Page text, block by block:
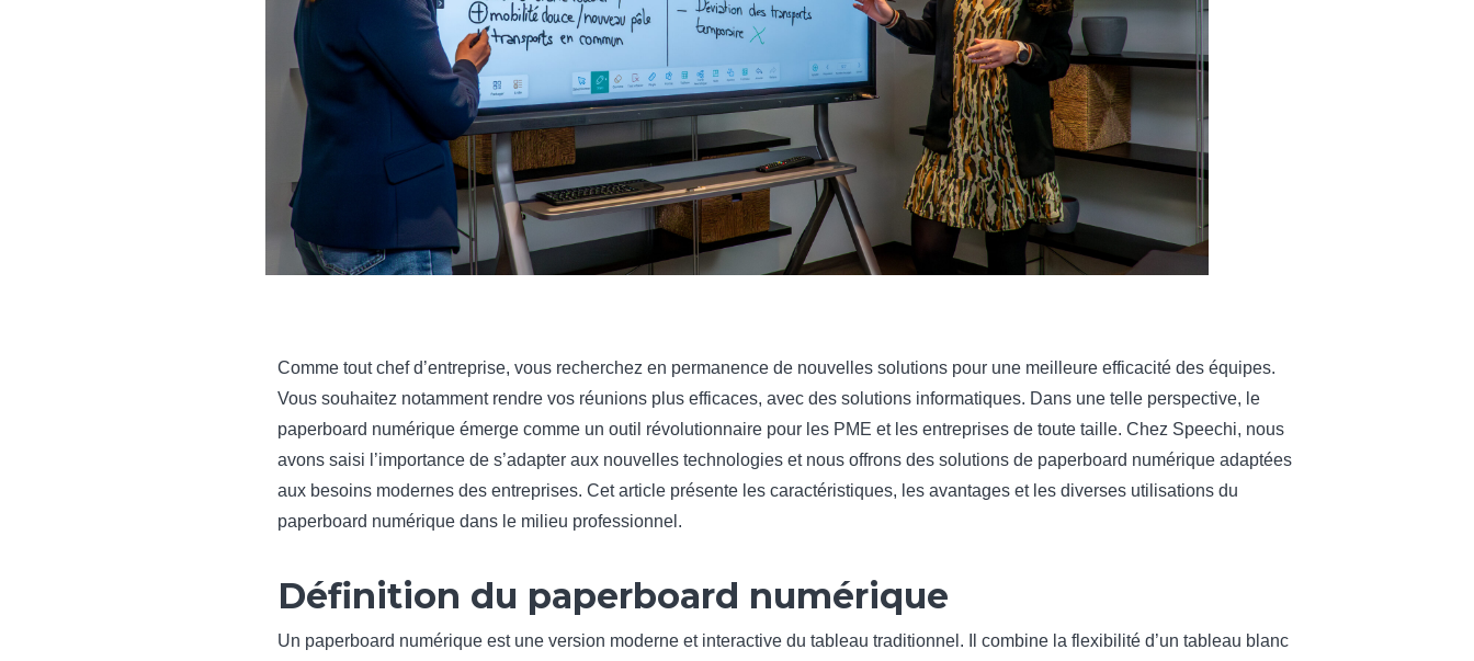
Comme tout chef d’entreprise, vous recherchez en permanence de nouvelles solutions pour une meilleure efficacité des équipes.
Vous souhaitez notamment rendre vos réunions plus efficaces, avec des solutions informatiques. Dans une telle perspective, le
paperboard numérique émerge comme un outil révolutionnaire pour les PME et les entreprises de toute taille. Chez Speechi, nous
avons saisi l’importance de s’adapter aux nouvelles technologies et nous offrons des solutions de paperboard numérique adaptées
aux besoins modernes des entreprises. Cet article présente les caractéristiques, les avantages et les diverses utilisations du
paperboard numérique dans le milieu professionnel.
Définition du paperboard numérique
Un paperboard numérique est une version moderne et interactive du tableau traditionnel. Il combine la flexibilité d’un tableau blanc